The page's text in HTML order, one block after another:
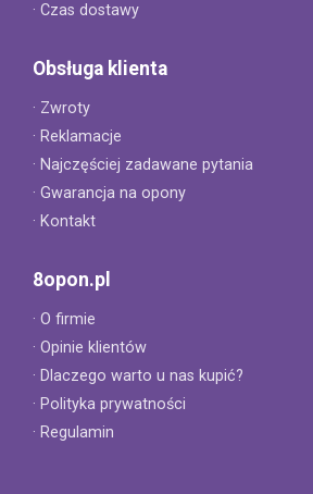
· Czas dostawy
Obsługa klienta
· Zwroty
· Reklamacje
· Najczęściej zadawane pytania
· Gwarancja na opony
· Kontakt
8opon.pl
· O firmie
· Opinie klientów
· Dlaczego warto u nas kupić?
· Polityka prywatności
· Regulamin